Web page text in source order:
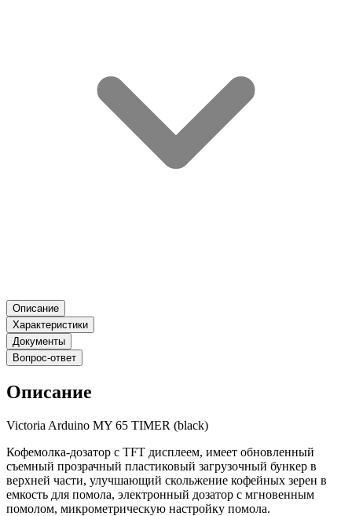
Описание
Характеристики
Документы
Вопрос-ответ
Описание
Victoria Arduino MY 65 TIMER (black)
Кофемолка-дозатор с TFT дисплеем, имеет обновленный
съемный прозрачный пластиковый загрузочный бункер в
верхней части, улучшающий скольжение кофейных зерен в
емкость для помола, электронный дозатор с мгновенным
помолом, микрометрическую настройку помола.